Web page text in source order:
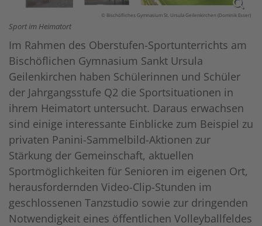
© Bischöfliches Gymnasium St. Ursula Geilenkirchen (Dominik Esser)
Sport im Heimatort
Im Rahmen des Oberstufen-Sportunterrichts am
Bischöflichen Gymnasium Sankt Ursula
Geilenkirchen haben Schülerinnen und Schüler
der Jahrgangsstufe Q2 die Sportsituationen in
ihrem Heimatort untersucht. Daraus erwachsen
sind einige interessante Einblicke zum Beispiel zu
privaten Panini-Sammelbild-Aktionen zur
Stärkung der Gemeinschaft, aktuellen
Sportmöglichkeiten für Senioren im eigenen Ort,
herausfordernden Video-Clip-Stunden im
geschlossenen Tanzstudio sowie zur dringenden
Notwendigkeit eines öffentlichen Volleyballfeldes